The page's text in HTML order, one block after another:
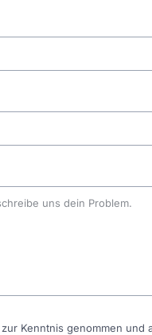
zur Kenntnis genommen und